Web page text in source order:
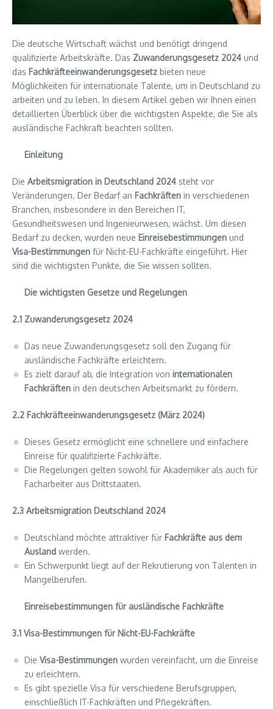
Die deutsche Wirtschaft wächst und benötigt dringend
qualifizierte Arbeitskräfte. Das Zuwanderungsgesetz 2024 und
das Fachkräfteeinwanderungsgesetz bieten neue
Möglichkeiten für internationale Talente, um in Deutschland zu
arbeiten und zu leben. In diesem Artikel geben wir Ihnen einen
detaillierten Überblick über die wichtigsten Aspekte, die Sie als
ausländische Fachkraft beachten sollten.
Einleitung
Die Arbeitsmigration in Deutschland 2024 steht vor
Veränderungen. Der Bedarf an Fachkräften in verschiedenen
Branchen, insbesondere in den Bereichen IT,
Gesundheitswesen und Ingenieurwesen, wächst. Um diesen
Bedarf zu decken, wurden neue Einreisebestimmungen und
Visa-Bestimmungen für Nicht-EU-Fachkräfte eingeführt. Hier
sind die wichtigsten Punkte, die Sie wissen sollten.
Die wichtigsten Gesetze und Regelungen
2.1 Zuwanderungsgesetz 2024
Das neue Zuwanderungsgesetz soll den Zugang für
ausländische Fachkräfte erleichtern.
Es zielt darauf ab, die Integration von internationalen
Fachkräften in den deutschen Arbeitsmarkt zu fördern.
2.2 Fachkräfteeinwanderungsgesetz (März 2024)
Dieses Gesetz ermöglicht eine schnellere und einfachere
Einreise für qualifizierte Fachkräfte.
Die Regelungen gelten sowohl für Akademiker als auch für
Facharbeiter aus Drittstaaten.
2.3 Arbeitsmigration Deutschland 2024
Deutschland möchte attraktiver für Fachkräfte aus dem
Ausland werden.
Ein Schwerpunkt liegt auf der Rekrutierung von Talenten in
Mangelberufen.
Einreisebestimmungen für ausländische Fachkräfte
3.1 Visa-Bestimmungen für Nicht-EU-Fachkräfte
Die Visa-Bestimmungen wurden vereinfacht, um die Einreise
zu erleichtern.
Es gibt spezielle Visa für verschiedene Berufsgruppen,
einschließlich IT-Fachkräften und Pflegekräften.